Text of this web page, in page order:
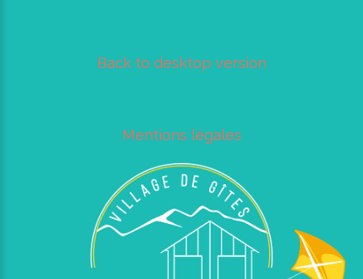
Back to desktop version
Mentions légales